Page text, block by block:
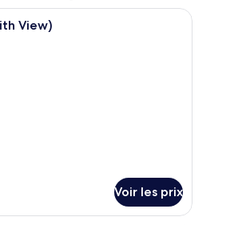
Wi-Fi gratuit, draps fournis
Coffres-forts dans les chambres, bureau,
View)
Voir les prix